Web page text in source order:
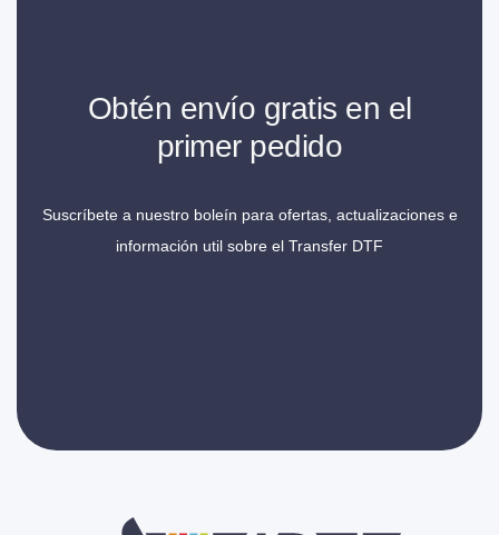
Obtén envío gratis en el
primer pedido
Suscríbete a nuestro boleín para ofertas, actualizaciones e
información util sobre el Transfer DTF